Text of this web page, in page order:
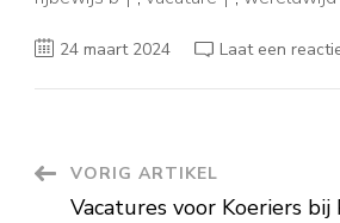
24 maart 2024 Laat een
Berichtnavigatie
VORIG ARTIKEL
Vacatures voor Koeriers